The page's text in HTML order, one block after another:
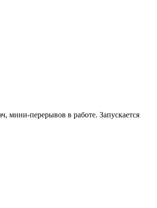
мини-перерывов в работе. Запускается